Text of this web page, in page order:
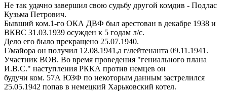
Не так удачно завершил свою судьбу другой комдив - Подлас
Кузьма Петрович.
Бывший ком.1-го ОКА ДВФ был арестован в декабре 1938 и
ВКВС 31.03.1939 осужден к 5 годам л/с.
Дело его было прекращено 25.07.1940.
Г/майора он получил 12.08.1941,а г/лейтенанта 09.11.1941.
Участник ВОВ. Во время проведения "гениального плана
И.В.С." наступления РККА против немцев он
будучи ком. 57А ЮЗФ по некоторым данным застрелился
25.05.1942 попав в немецкий Харьковский котел.